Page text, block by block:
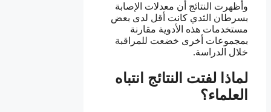
وأظهرت النتائج أن معدلات الإصابة
بسرطان الثدي كانت أقل لدى بعض
مستخدمات هذه الأدوية مقارنة
بمجموعات أخرى خضعت للمراقبة
خلال الدراسة.
لماذا لفتت النتائج انتباه
العلماء؟